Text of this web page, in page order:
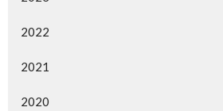
2022
2021
2020